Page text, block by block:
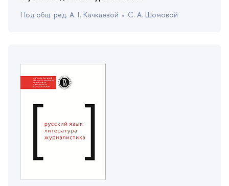
Под общ. ред. А. Г. Качкаевой С. А. Шомовой